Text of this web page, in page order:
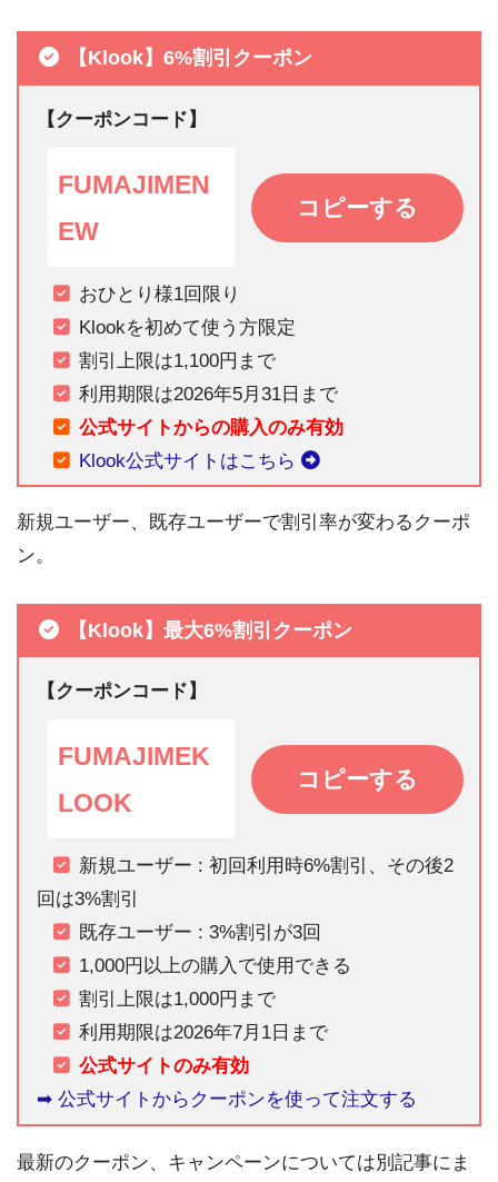
【Klook】6%割引クーポン
【クーポンコード】
FUMAJIMEN
EW
コピーする
おひとり様1回限り
Klookを初めて使う方限定
割引上限は1,100円まで
利用期限は2026年5月31日まで
公式サイトからの購入のみ有効
Klook公式サイトはこちら
新規ユーザー、既存ユーザーで割引率が変わるクーポ
ン。
【Klook】最大6%割引クーポン
【クーポンコード】
FUMAJIMEK
LOOK
コピーする
新規ユーザー : 初回利用時6%割引、その後2
回は3%割引
既存ユーザー : 3%割引が3回
1,000円以上の購入で使用できる
割引上限は1,000円まで
利用期限は2026年7月1日まで
公式サイトのみ有効
➡︎ 公式サイトからクーポンを使って注文する
最新のクーポン、キャンペーンについては別記事にま